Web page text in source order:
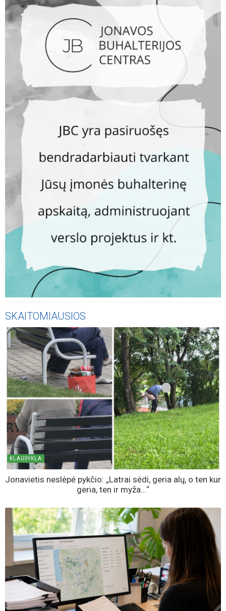
SKAITOMIAUSIOS
KLAUSYKLA
Jonavietis neslėpė pykčio: „Latrai sėdi, geria alų, o ten kur
geria, ten ir myža...“